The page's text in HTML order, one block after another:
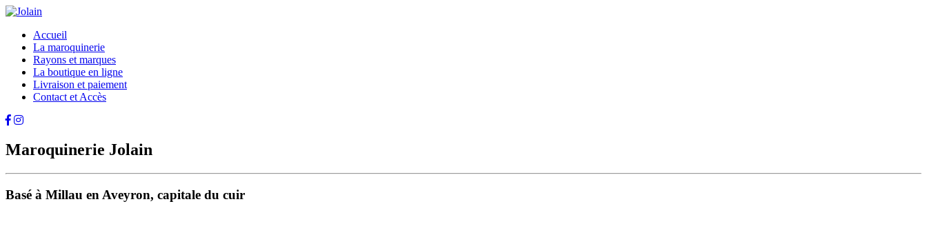
Accueil
La maroquinerie
Rayons et marques
La boutique en ligne
Livraison et paiement
Contact et Accès
Maroquinerie Jolain
Basé à Millau en Aveyron, capitale du cuir